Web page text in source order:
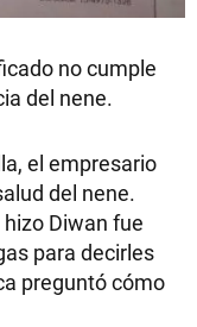
no cumple
del nene.
el empresario
del nene.
Diwan fue
para decirles
preguntó cómo